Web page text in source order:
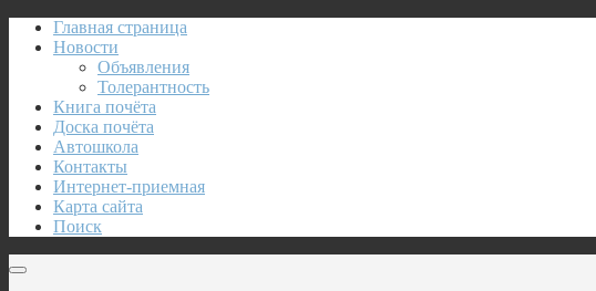
Главная страница
Новости
Объявления
Толерантность
Книга почёта
Доска почёта
Автошкола
Контакты
Интернет-приемная
Карта сайта
Поиск